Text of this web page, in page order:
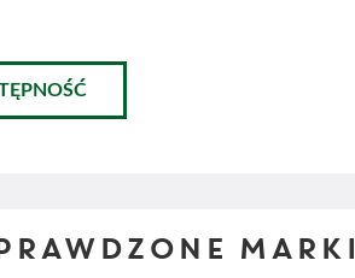
MARKI